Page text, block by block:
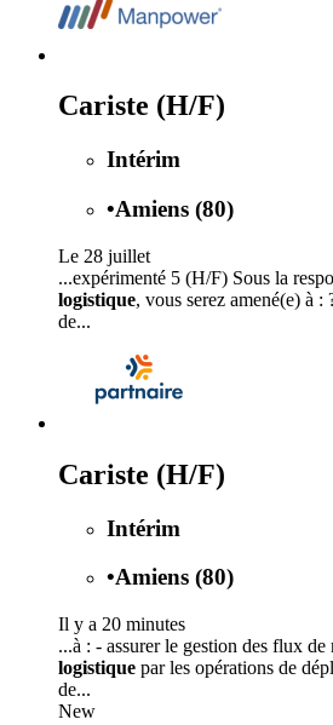
Cariste (H/F)
Intérim
•Amiens (80)
Le 28 juillet
...expérimenté 5 (H/F) Sous la
logistique, vous serez amené(e) à :
de...
Cariste (H/F)
Intérim
•Amiens (80)
Il y a 20 minutes
...à : - assurer le gestion des flux de
logistique par les opérations de
de...
New